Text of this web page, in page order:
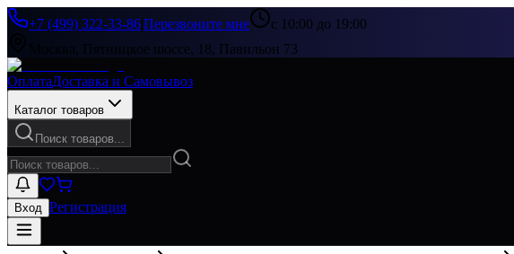
+7 (499) 322-33-86|Перезвоните мне
с 10:00 до 19:00
Москва, Пятницкое шоссе, 18, Павильон 73
ОплатаДоставка и Самовывоз
Каталог товаров
Поиск товаров...
Вход Регистрация